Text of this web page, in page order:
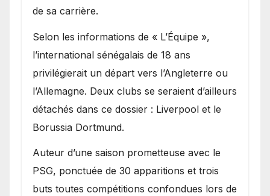
de sa carrière.
Selon les informations de « L’Équipe »,
l’international sénégalais de 18 ans
privilégierait un départ vers l’Angleterre ou
l’Allemagne. Deux clubs se seraient d’ailleurs
détachés dans ce dossier : Liverpool et le
Borussia Dortmund.
Auteur d’une saison prometteuse avec le
PSG, ponctuée de 30 apparitions et trois
buts toutes compétitions confondues lors de